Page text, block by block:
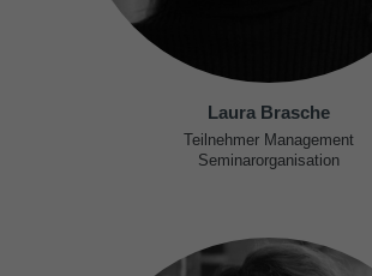
Laura Brasche
Teilnehmer Management
Seminarorganisation